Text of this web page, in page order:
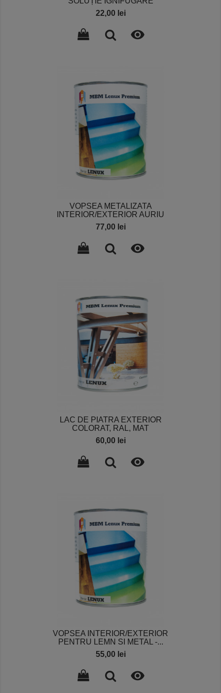
Pret
22,00 lei

VOPSEA METALIZATA
INTERIOR/EXTERIOR AURIU
Pret
77,00 lei

LAC DE PIATRA EXTERIOR
COLORAT, RAL, MAT
Pret
60,00 lei

VOPSEA INTERIOR/EXTERIOR
PENTRU LEMN SI METAL -...
Pret
55,00 lei
